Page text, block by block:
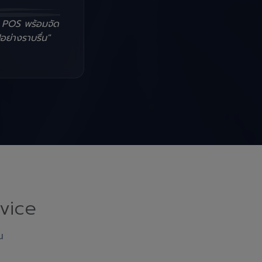
พร้อมจัด
ย่างราบรื่น"